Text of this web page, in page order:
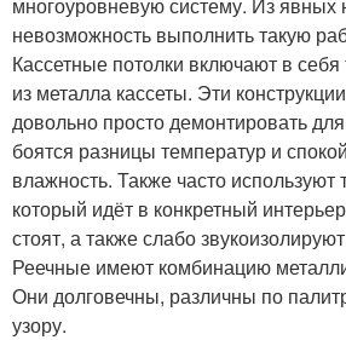
невозможность выполнить такую
Кассетные потолки включают в
из металла кассеты. Эти
довольно просто демонтировать
боятся разницы температур и
влажность. Также часто используют
который идёт в конкретный
стоят, а также слабо
Реечные имеют комбинацию
Они долговечны, различны по
узору.